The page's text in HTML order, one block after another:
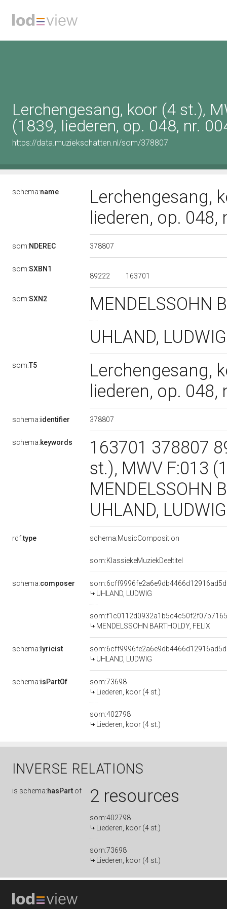
Lerchengesang, koor (4 st.),
(1839, liederen, op. 048, nr.
https://data.muziekschatten.nl/som/378807
schema:name
Lerchengesang,
liederen, op.
som:NDEREC 378807
som:SXBN1
89222
163701
som:SXN2
MENDELSSOHN
UHLAND,
som:T5
Lerchengesang,
liederen, op.
schema:identifier 378807
schema:keywords
163701 378807
st.), MWV F:013
MENDELSSOHN
UHLAND,
rdf:type schema:MusicComposition
som:KlassiekeMuziekDeeltitel
schema:composer
UHLAND, LUDWIG
MENDELSSOHN BARTHOLDY, FELIX
schema: lyricist
UHLAND, LUDWIG
schema:isPartOf
som:73698
Liederen, koor (4 st.)
som:402798
Liederen, koor (4 st.)
INVERSE RELATIONS
is schema:hasPart of 2 resources
som:402798
Liederen, koor (4 st.)
som:73698
Liederen, koor (4 st.)